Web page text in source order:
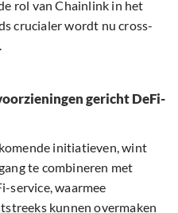
rol van Chainlink in het
crucialer wordt nu cross-
gericht DeFi-
initiatieven, wint
te combineren met
service, waarmee
kunnen overmaken